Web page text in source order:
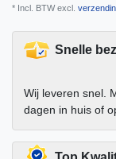
* Incl. BTW excl.
Snelle
Wij leveren snel.
dagen in huis of